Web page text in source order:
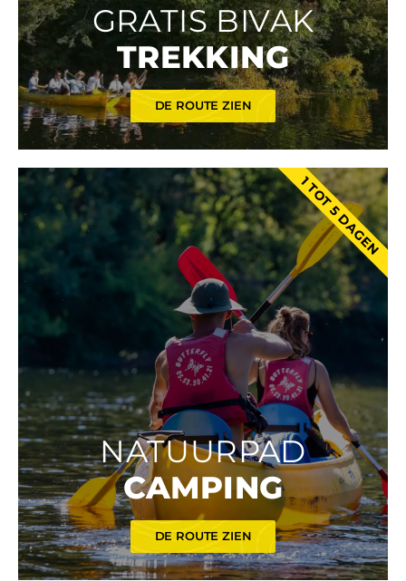
GRATIS BIVAK
TREKKING
DE ROUTE ZIEN
NATUURPAD
CAMPING
DE ROUTE ZIEN
1 TOT 5 DAGEN